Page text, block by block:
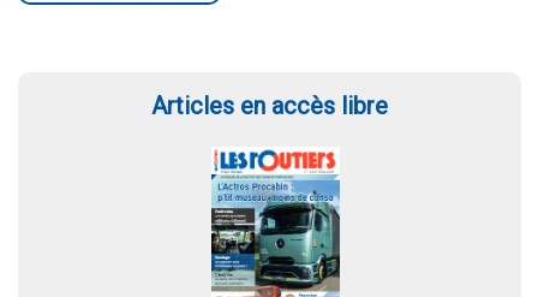
Articles en accès libre